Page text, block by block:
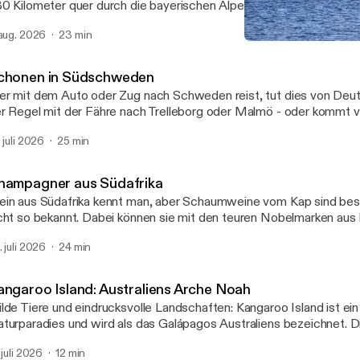
Kilometer quer durch die bayerischen Alpen führt; von Lindau
Königssee bei Berchtesgaden. Benannt ist der Weg nach
170 Jahren Monarch im damaligen Königreich Bayern war. Im
Wanderung durch sein Königreich auf. Wir haben uns auf
dieser Reise begeben. Von Andrea Zinnecker
2026 23 min
in Südschweden
mit dem Auto oder Zug nach Schweden reist, tut dies von
Regel mit der Fähre nach Trelleborg oder Malmö - oder kommt
Landes - in der Provinz Schonen. Und die hat einiges zu bieten:
Städtchen Ystad, in dem Henning Mankells Kommissar
wahnsinnig viel Natur. Von Tina Witte
juli 2026 25 min
aus Südafrika
aus Südafrika kennt man, aber Schaumweine vom Kap sind
so bekannt. Dabei können sie mit den teuren Nobelmarken aus
juli 2026 24 min
Island: Australiens Arche Noah
Tiere und eindrucksvolle Landschaften: Kangaroo Island ist
und wird als das Galápagos Australiens bezeichnet.
vieles zu bieten: Kängurus, Koalas und Stacheltiere aus der Urzeit,
juli 2026 12 min